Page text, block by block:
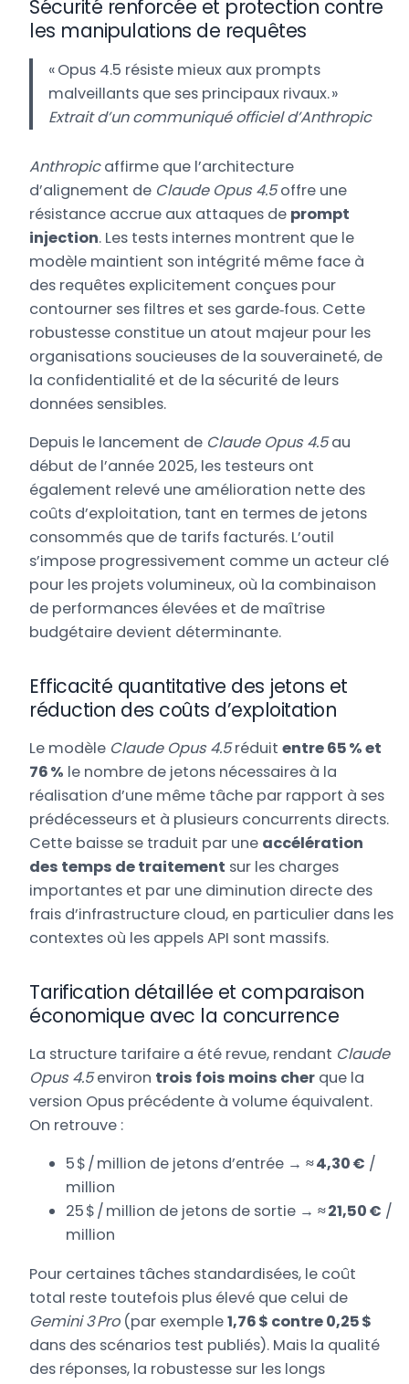
Sécurité renforcée et protection contre
les manipulations de requêtes
« Opus 4.5 résiste mieux aux prompts
malveillants que ses principaux rivaux. »
Extrait d’un communiqué officiel d’Anthropic
Anthropicaffirme que l’architecture
d’alignement de Claude Opus 4.5offre une
résistance accrue aux attaques de prompt
injection. Les tests internes montrent que le
modèle maintient son intégrité même face à
des requêtes explicitement conçues pour
contourner ses filtres et ses garde‑fous. Cette
robustesse constitue un atout majeur pour les
organisations soucieuses de la souveraineté, de
la confidentialité et de la sécurité de leurs
données sensibles.
Depuis le lancement de Claude Opus 4.5au
début de l’année 2025, les testeurs ont
également relevé une amélioration nette des
coûts d’exploitation, tant en termes de jetons
consommés que de tarifs facturés. L’outil
s’impose progressivement comme un acteur clé
pour les projets volumineux, où la combinaison
de performances élevées et de maîtrise
budgétaire devient déterminante.
Efficacité quantitative des jetons et
réduction des coûts d’exploitation
Le modèle Claude Opus 4.5réduitentre 65 % et
76 % le nombre de jetons nécessaires à la
réalisation d’une même tâche par rapport à ses
prédécesseurs et à plusieurs concurrents directs.
Cette baisse se traduit par une accélération
des temps de traitement sur les charges
importantes et par une diminution directe des
frais d’infrastructure cloud, en particulier dans les
contextes où les appels API sont massifs.
Tarification détaillée et comparaison
économique avec la concurrence
La structure tarifaire a été revue, rendant Claude
Opus 4.5environ trois fois moins cher que la
version Opus précédente à volume équivalent.
On retrouve :
5 $ / million de jetons d’entrée →≈ 4,30 € /
million
25 $ / million de jetons de sortie →≈ 21,50 € /
million
Pour certaines tâches standardisées, le coût
total reste toutefois plus élevé que celui de
Gemini 3 Pro(par exemple1,76 $ contre 0,25 $
dans des scénarios test publiés). Mais la qualité
des réponses, la robustesse sur les longs